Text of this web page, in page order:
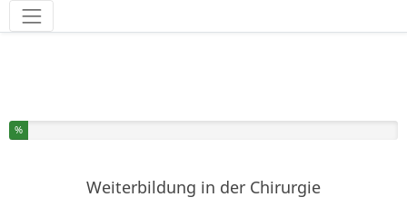
Werkzeuge
Sie haben % dieser Umfrage fertiggestellt.
%
Weiterbildung in der Chirurgie